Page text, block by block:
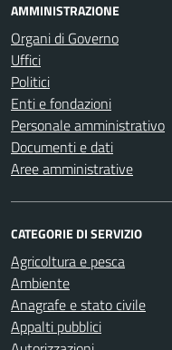
AMMINISTRAZIONE
Organi di Governo
Uffici
Politici
Enti e fondazioni
Personale amministrativo
Documenti e dati
Aree amministrative
CATEGORIE DI SERVIZIO
Agricoltura e pesca
Ambiente
Anagrafe e stato civile
Appalti pubblici